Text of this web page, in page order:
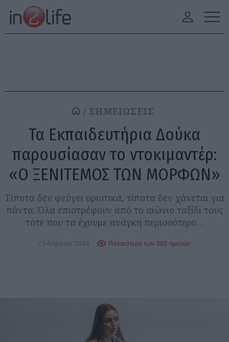
ΣΗΜΕΙΩΣΕΙΣ
Τα Εκπαιδευτήρια Δούκα
παρουσίασαν το ντοκιμαντέρ:
«Ο ΞΕΝΙΤΕΜΟΣ ΤΩΝ ΜΟΡΦΩΝ»
Τίποτα δεν φεύγει οριστικά, τίποτα δεν χάνεται για
πάντα. Όλα επιστρέφουν από το αιώνιο ταξίδι τους
τότε που τα έχουμε ανάγκη περισσότερο…
23 Απριλίου 2024 Παλαιότερο των 360 ημερών